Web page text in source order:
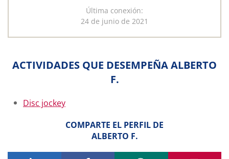
Última conexión:
24 de junio de 2021
ACTIVIDADES QUE DESEMPEÑA ALBERTO
F.
Disc jockey
COMPARTE EL PERFIL DE
ALBERTO F.